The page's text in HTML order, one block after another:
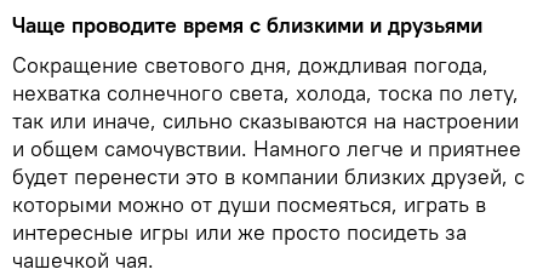
Чаще проводите время с близкими и друзьями
Сокращение светового дня, дождливая погода,
нехватка солнечного света, холода, тоска по лету,
так или иначе, сильно сказываются на настроении
и общем самочувствии. Намного легче и приятнее
будет перенести это в компании близких друзей, с
которыми можно от души посмеяться, играть в
интересные игры или же просто посидеть за
чашечкой чая.